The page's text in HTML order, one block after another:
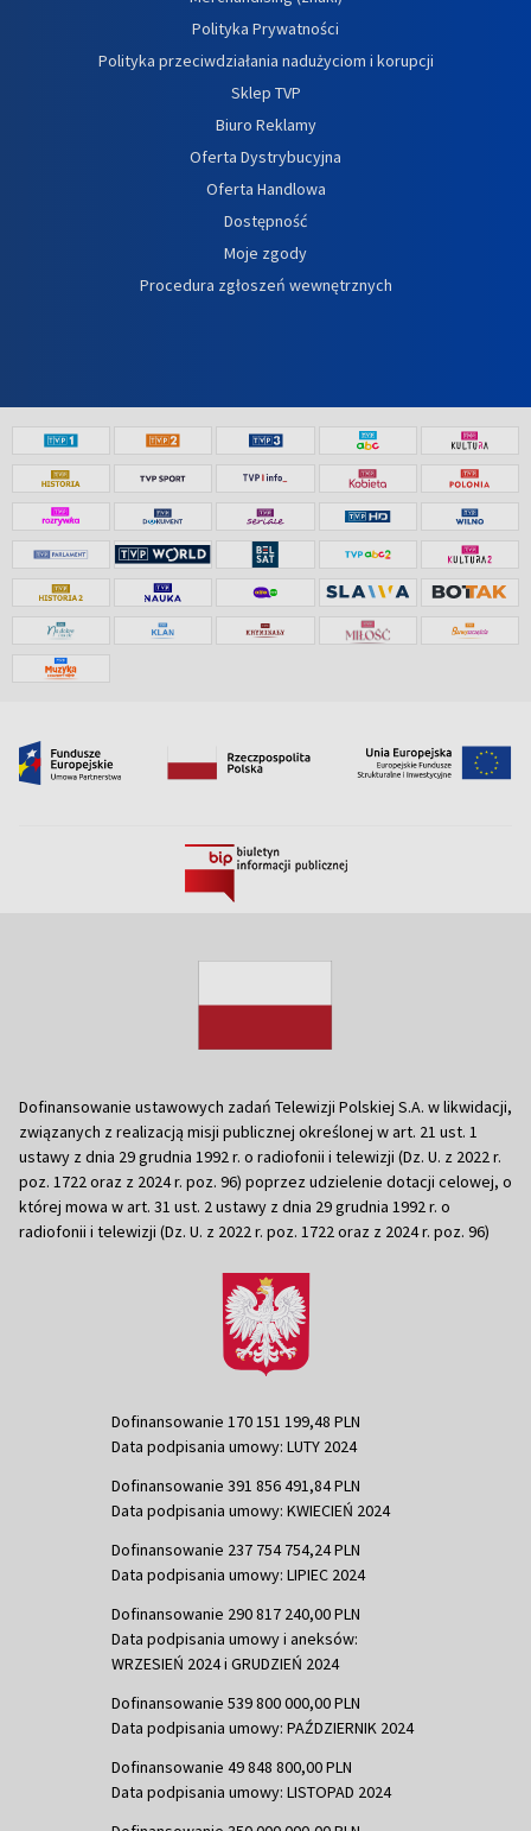
Polityka Prywatności
Polityka przeciwdziałania nadużyciom i korupcji
Sklep TVP
Biuro Reklamy
Oferta Dystrybucyjna
Oferta Handlowa
Dostępność
Moje zgody
Procedura zgłoszeń wewnętrznych
Dofinansowanie ustawowych zadań Telewizji Polskiej S.A. w likwidacji,
związanych z realizacją misji publicznej określonej w art. 21 ust. 1
ustawy z dnia 29 grudnia 1992 r. o radiofonii i telewizji (Dz. U. z 2022 r.
poz. 1722 oraz z 2024 r. poz. 96) poprzez udzielenie dotacji celowej, o
której mowa w art. 31 ust. 2 ustawy z dnia 29 grudnia 1992 r. o
radiofonii i telewizji (Dz. U. z 2022 r. poz. 1722 oraz z 2024 r. poz. 96)
Dofinansowanie 170 151 199,48 PLN
Data podpisania umowy: LUTY 2024
Dofinansowanie 391 856 491,84 PLN
Data podpisania umowy: KWIECIEŃ 2024
Dofinansowanie 237 754 754,24 PLN
Data podpisania umowy: LIPIEC 2024
Dofinansowanie 290 817 240,00 PLN
Data podpisania umowy i aneksów:
WRZESIEŃ 2024 i GRUDZIEŃ 2024
Dofinansowanie 539 800 000,00 PLN
Data podpisania umowy: PAŹDZIERNIK 2024
Dofinansowanie 49 848 800,00 PLN
Data podpisania umowy: LISTOPAD 2024